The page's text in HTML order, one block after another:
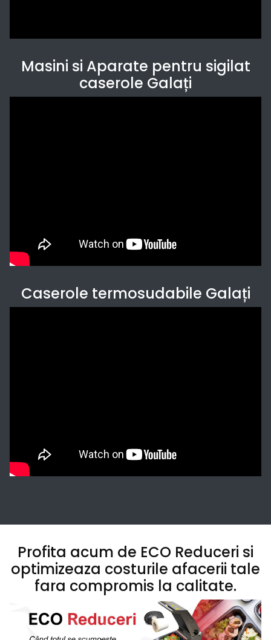
Masini si Aparate pentru sigilat
caserole Galați
Caserole termosudabile Galați
Profita acum de ECO Reduceri si
optimizeaza costurile afacerii tale
fara compromis la calitate.